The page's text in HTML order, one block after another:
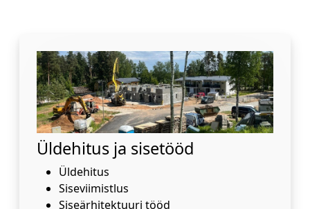
Üldehitus ja sisetööd
Üldehitus
Siseviimistlus
Siseärhitektuuri tööd